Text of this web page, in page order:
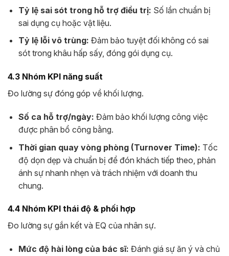
Tỷ lệ sai sót trong hỗ trợ điều trị: Số lần chuẩn bị
sai dụng cụ hoặc vật liệu.
Tỷ lệ lỗi vô trùng: Đảm bảo tuyệt đối không có sai
sót trong khâu hấp sấy, đóng gói dụng cụ.
4.3 Nhóm KPI năng suất
Đo lường sự đóng góp về khối lượng.
Số ca hỗ trợ/ngày: Đảm bảo khối lượng công việc
được phân bổ công bằng.
Thời gian quay vòng phòng (Turnover Time): Tốc
độ dọn dẹp và chuẩn bị để đón khách tiếp theo, phản
ánh sự nhanh nhẹn và trách nhiệm với doanh thu
chung.
4.4 Nhóm KPI thái độ & phối hợp
Đo lường sự gắn kết và EQ của nhân sự.
Mức độ hài lòng của bác sĩ: Đánh giá sự ăn ý và chủ